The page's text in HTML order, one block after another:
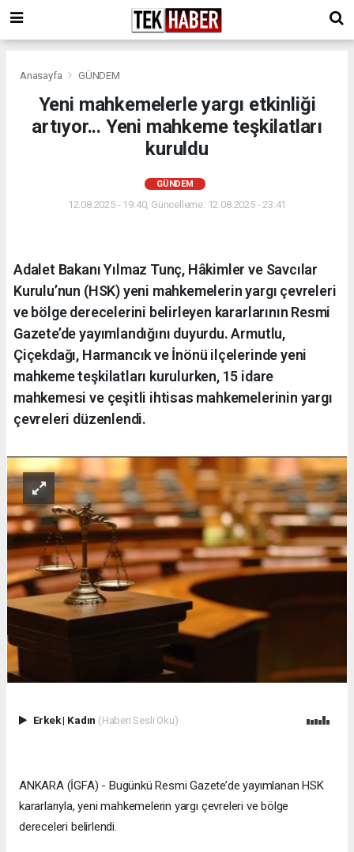
Anasayfa GÜNDEM
Yeni mahkemelerle yargı etkinliği
artıyor... Yeni mahkeme teşkilatları
kuruldu
GÜNDEM
12.08.2025 - 19:40, Güncelleme: 12.08.2025 - 23:41
Adalet Bakanı Yılmaz Tunç, Hâkimler ve Savcılar
Kurulu’nun (HSK) yeni mahkemelerin yargı çevreleri
ve bölge derecelerini belirleyen kararlarının Resmi
Gazete’de yayımlandığını duyurdu. Armutlu,
Çiçekdağı, Harmancık ve İnönü ilçelerinde yeni
mahkeme teşkilatları kurulurken, 15 idare
mahkemesi ve çeşitli ihtisas mahkemelerinin yargı
çevreleri düzenlendi.
Erkek| Kadın (Haberi Sesli Oku)
ANKARA (İGFA) - Bugünkü Resmi Gazete’de yayımlanan HSK
kararlarıyla, yeni mahkemelerin yargı çevreleri ve bölge
dereceleri belirlendi.